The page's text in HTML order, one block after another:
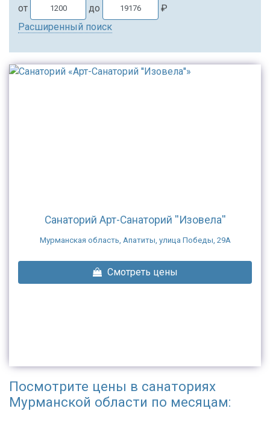
от до
₽
Расширенный поиск
Санаторий Арт-Санаторий ''Изовела''
Мурманская область, Апатиты, улица Победы, 29А
Смотреть цены
Посмотрите цены в санаториях
Мурманской области по месяцам: